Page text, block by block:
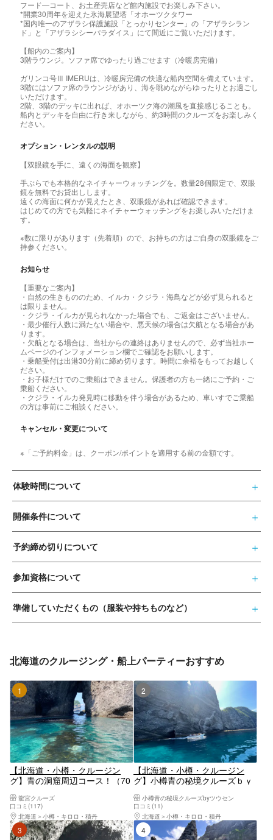
フード―コート、お土産売店など館内施設でお楽しみ下さい。
*開業30周年を迎えた氷海展望塔「オホーツクタワー
*国内唯一のアザラシ保護施設「とっかりセンター」の「アザラシラン
ド」と「アザラシシーパラダイス」にて間近にご覧いただけます。
【船内のご案内】
3階ラウンジ。ソファ席でゆったり過ごせます（冷暖房完備）
ガリンコ号Ⅲ IMERUは、冷暖房完備の快適な船内空間を備えています。
3階にはソファ席のラウンジがあり、海を眺めながらゆったりとお過ごし
いただけます。
2階、3階のデッキに出れば、オホーツク海の潮風を直接感じることも。
船内とデッキを自由に行き来しながら、約3時間のクルーズをお楽しみく
ださい。
オプション・レンタルの説明
【双眼鏡を手に、遠くの海面を観察】
手ぶらでも本格的なネイチャーウォッチングを。数量28個限定で、双眼
鏡を無料でお貸出しします。
遠くの海面に何かが見えたとき、双眼鏡があれば確認できます。
はじめての方でも気軽にネイチャーウォッチングをお楽しみいただけま
す。
※数に限りがあります（先着順）ので、お持ちの方はご自身の双眼鏡をご
持参ください。
お知らせ
【重要なご案内】
・自然の生きもののため、イルカ・クジラ・海鳥などが必ず見られると
は限りません。
・クジラ・イルカが見られなかった場合でも、ご返金はございません。
・最少催行人数に満たない場合や、悪天候の場合は欠航となる場合があ
ります。
・欠航となる場合は、当社からの連絡はありませんので、必ず当社ホー
ムページのインフォメーション欄でご確認をお願いします。
・乗船受付は出港30分前に締め切ります。時間に余裕をもってお越しく
ださい。
・お子様だけでのご乗船はできません。保護者の方も一緒にご予約・ご
乗船ください。
・クジラ・イルカ発見時に移動を伴う場合があるため、車いすでご乗船
の方は事前にご相談ください。
キャンセル・変更について
※「ご予約料金」は、クーポン/ポイントを適用する前の金額です。
体験時間について
開催条件について
予約締め切りについて
参加資格について
準備していただくもの（服装や持ちものなど）
北海道のクルージング・船上パーティーおすすめ
1位
【北海道・小樽・クルージン
グ】青の洞窟周辺コース！（70
で爽快にクルーズ！＜龍宮クル
ーズ＞
龍宮クルーズ
口コミ(117)
北海道
小樽・キロロ・積丹
【北海道・小樽・クルージン
グ】小樽青の秘境クルーズｂｙ
小樽青の秘境クルーズbyツウセン
口コミ(11)
北海道
小樽・キロロ・積丹
3位 4位